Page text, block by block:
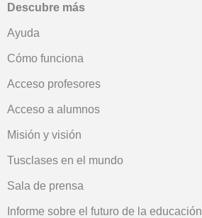
Descubre más
Ayuda
Cómo funciona
Acceso profesores
Acceso a alumnos
Misión y visión
Tusclases en el mundo
Sala de prensa
Informe sobre el futuro de la educación